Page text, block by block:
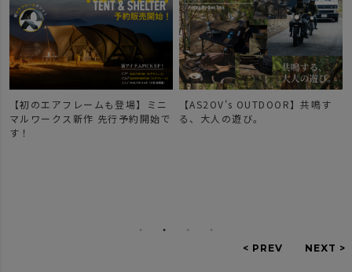
【初のエアフレームも登場】ミニ
マルワークス新作 先行予約開始で
す！
【AS2OV's OUTDOOR】共鳴す
る、大人の遊び。